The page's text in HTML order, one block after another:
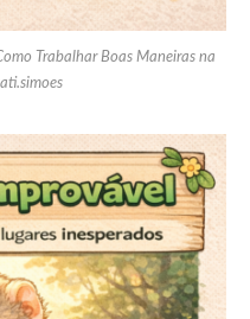
Trabalhar Boas Maneiras na